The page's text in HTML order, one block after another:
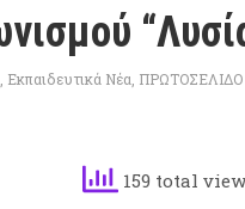
Εκπαιδευτικά Νέα ΠΡΩΤΟΣΕΛΙΔΟ
159 total